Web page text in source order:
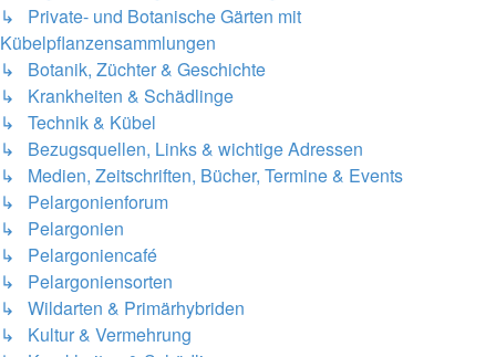
↳ Private- und Botanische Gärten mit
Kübelpflanzensammlungen
↳ Botanik, Züchter & Geschichte
↳ Krankheiten & Schädlinge
↳ Technik & Kübel
↳ Bezugsquellen, Links & wichtige Adressen
↳ Medien, Zeitschriften, Bücher, Termine & Events
↳ Pelargonienforum
↳ Pelargonien
↳ Pelargoniencafé
↳ Pelargoniensorten
↳ Wildarten & Primärhybriden
↳ Kultur & Vermehrung